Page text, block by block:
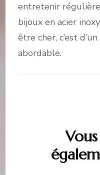
entretenir
bijoux en acier
être cher, c’est
abordable.